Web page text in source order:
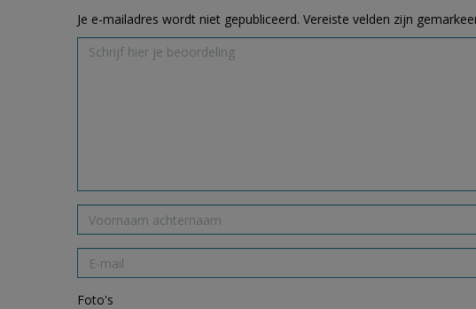
Je e-mailadres wordt niet gepubliceerd. Vereiste velden zijn
Foto's